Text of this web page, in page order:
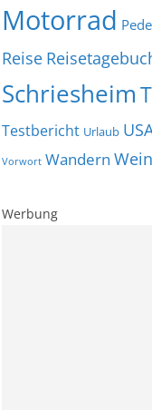
Motorrad
Reise
Schriesheim
Testbericht Urlaub
Vorwort Wandern
Werbung